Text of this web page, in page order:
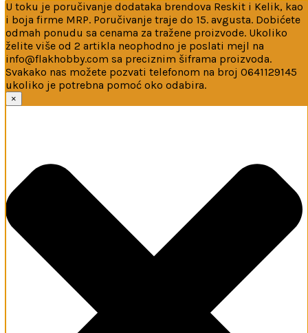
U toku je poručivanje dodataka brendova Reskit i Kelik, kao
i boja firme MRP. Poručivanje traje do 15. avgusta. Dobićete
odmah ponudu sa cenama za tražene proizvode. Ukoliko
želite više od 2 artikla neophodno je poslati mejl na
info@flakhobby.com sa preciznim šiframa proizvoda.
Svakako nas možete pozvati telefonom na broj 0641129145
ukoliko je potrebna pomoć oko odabira.
×
Ova web-stranica koristi kolačiće